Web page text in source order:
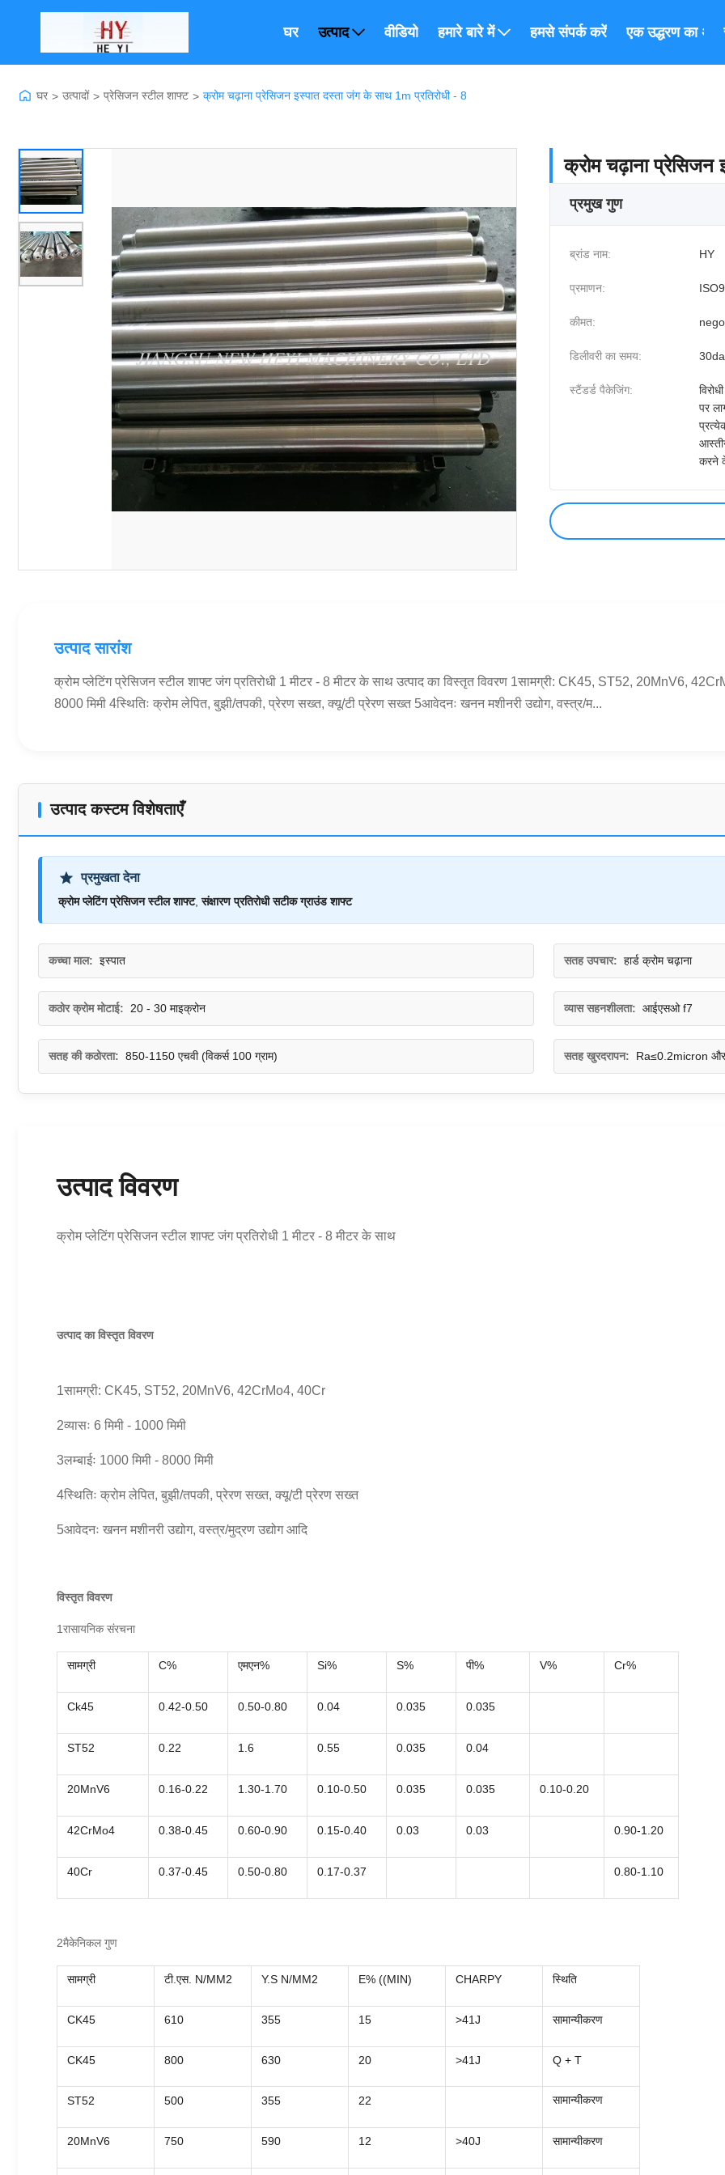
घर उत्पाद वीडियो हमारे बारे में हमसे संपर्क करें एक उद्धरण का
घर > उत्पादों > प्रेसिजन स्टील शाफ्ट > क्रोम चढ़ाना प्रेसिजन इस्पात दस्ता जंग के साथ 1m प्रतिरोधी - 8
क्रोम चढ़ाना प्रेसिजन
प्रमुख गुण
ब्रांड नाम: HY
प्रमाणन:
कीमत:
डिलीवरी का समय:
स्टैंडर्ड पैकेजिंग:
पर
करने
उत्पाद सारांश
क्रोम प्लेटिंग प्रेसिजन स्टील शाफ्ट जंग प्रतिरोधी 1 मीटर - 8 मीटर के साथ उत्पाद का विस्तृत विवरण 1सामग्री: CK45, ST52, 20MnV6,
8000 मिमी 4स्थितिः क्रोम लेपित, बुझी/तपकी, प्रेरण सख्त, क्यू/टी प्रेरण सख्त 5आवेदनः खनन मशीनरी उद्योग, वस्त्र/म...
उत्पाद कस्टम विशेषताएँ
प्रमुखता देना
क्रोम प्लेटिंग प्रेसिजन स्टील शाफ्ट,संक्षारण प्रतिरोधी सटीक ग्राउंड शाफ्ट
कच्चा माल: इस्पात सतह उपचार: हार्ड क्रोम चढ़ाना
कठोर क्रोम मोटाई: 20 - 30 माइक्रोन व्यास सहनशीलता: आईएसओ f7
सतह की कठोरता: 850-1150 एचवी (विकर्स 100 ग्राम) सतह खुरदरापन: Ra≤0.2micron
उत्पाद विवरण
क्रोम प्लेटिंग प्रेसिजन स्टील शाफ्ट जंग प्रतिरोधी 1 मीटर - 8 मीटर के साथ
उत्पाद का विस्तृत विवरण
1सामग्री: CK45, ST52, 20MnV6, 42CrMo4, 40Cr
2व्यासः 6 मिमी - 1000 मिमी
3लम्बाईः 1000 मिमी - 8000 मिमी
4स्थितिः क्रोम लेपित, बुझी/तपकी, प्रेरण सख्त, क्यू/टी प्रेरण सख्त
5आवेदनः खनन मशीनरी उद्योग, वस्त्र/मुद्रण उद्योग आदि
विस्तृत विवरण
1रासायनिक संरचना
सामग्री C% एमएन% Si% S% पी% V% Cr%
Ck45 0.42-0.50 0.50-0.80 0.04 0.035 0.035
ST52 0.22 1.6 0.55 0.035 0.04
20MnV6 0.16-0.22 1.30-1.70 0.10-0.50 0.035 0.035 0.10-0.20
42CrMo4 0.38-0.45 0.60-0.90 0.15-0.40 0.03 0.03 0.90-1.20
40Cr 0.37-0.45 0.50-0.80 0.17-0.37 0.80-1.10
2मैकेनिकल गुण
सामग्री टी.एस. N/MM2 Y.S N/MM2 E% ((MIN) CHARPY स्थिति
CK45 610 355 15 >41J सामान्यीकरण
CK45 800 630 20 >41J Q + T
ST52 500 355 22 सामान्यीकरण
20MnV6 750 590 12 >40J सामान्यीकरण